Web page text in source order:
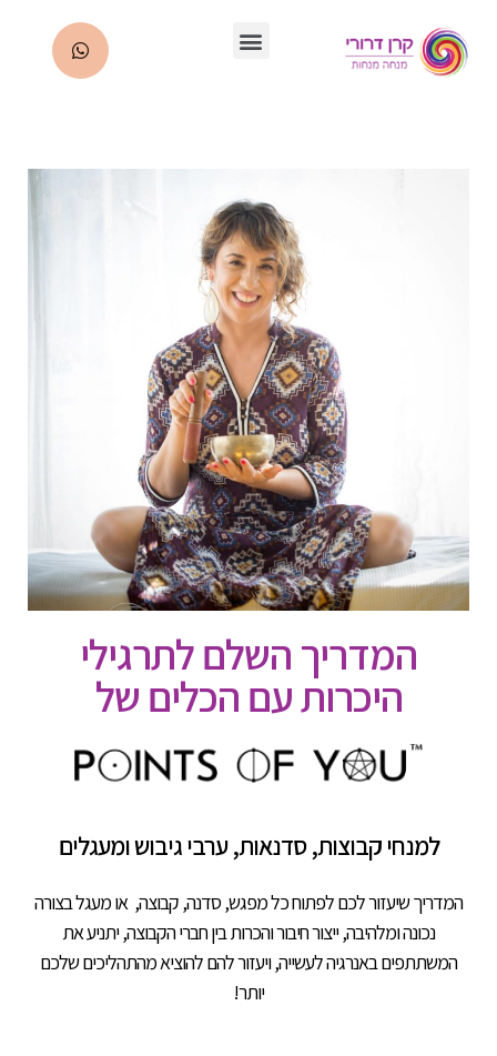
המדריך השלם לתרגילי
היכרות עם הכלים של
למנחי קבוצות, סדנאות, ערבי גיבוש ומעגלים
המדריך שיעזור לכם לפתוח כל מפגש, סדנה, קבוצה, או מעגל בצורה
נכונה ומלהיבה, ייצור חיבור והכרות בין חברי הקבוצה, יתניע את
המשתתפים באנרגיה לעשייה, ויעזור להם להוציא מהתהליכים שלכם
יותר!